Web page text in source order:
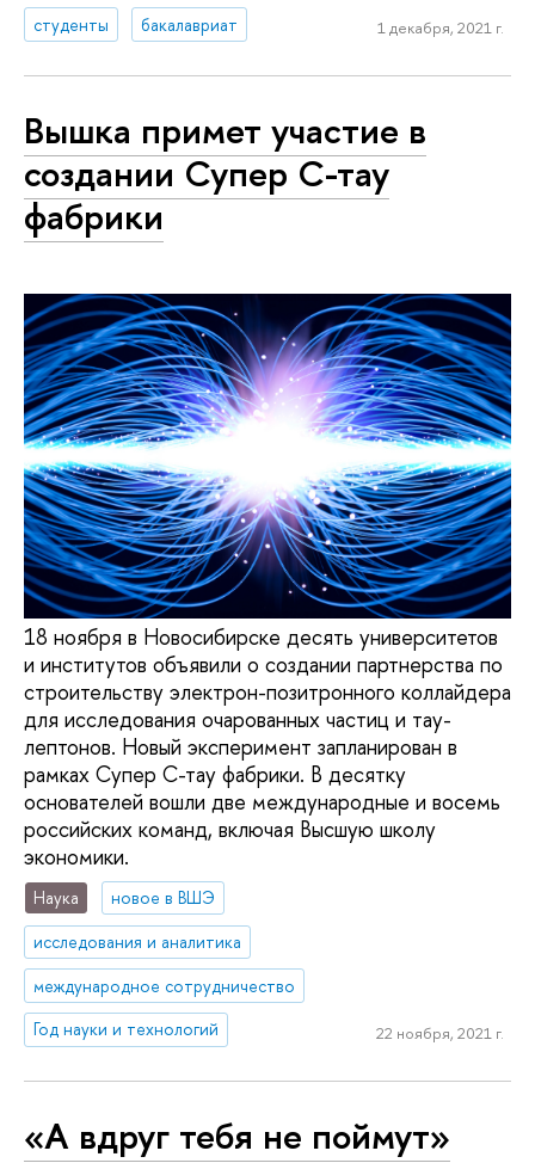
студенты бакалавриат 1 декабря, 2021 г.
Вышка примет участие в
создании Супер С-тау
фабрики
18 ноября в Новосибирске десять университетов
и институтов объявили о создании партнерства по
строительству электрон-позитронного коллайдера
для исследования очарованных частиц и тау-
лептонов. Новый эксперимент запланирован в
рамках Супер С-тау фабрики. В десятку
основателей вошли две международные и восемь
российских команд, включая Высшую школу
экономики.
Наука
новое в ВШЭ
исследования и аналитика
международное сотрудничество
Год науки и технологий
22 ноября, 2021 г.
«А вдруг тебя не поймут»